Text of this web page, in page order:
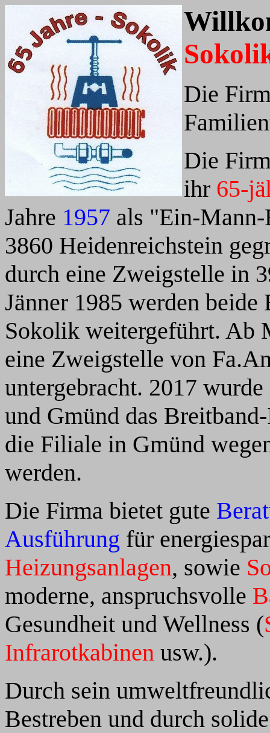
Willk
Die
Die
ihr 65-
Jahre 1957 als "Ein-
3860 Heidenreichstein
durch eine Zweigstelle in
Jänner 1985 werden
Sokolik weitergeführt. Ab
eine Zweigstelle von
untergebracht. 2017
und Gmünd das
die Filiale in Gmünd
werden.
Die Firma bietet gute
Ausführung für
Heizungsanlagen, sowie
moderne, anspruchsvolle
Gesundheit und Wellness (
Infrarotkabinen usw.).
Durch sein
Bestreben und durch